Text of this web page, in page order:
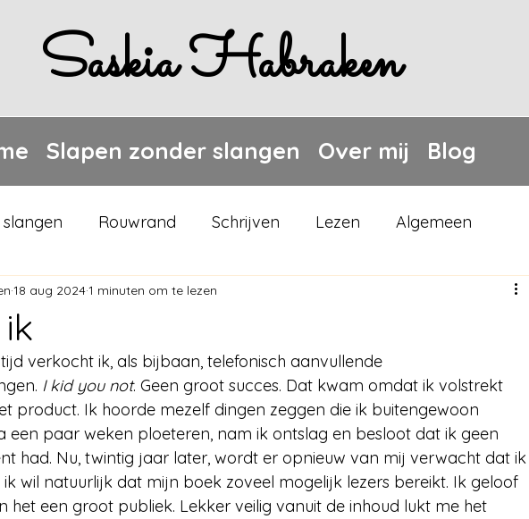
Saskia Habraken
Slapen zonder slangen Over mij Blog
Rouwrand Schrijven Lezen Algemeen
18 aug 20241 minuten om te lezen
verkocht ik, als bijbaan, telefonisch aanvullende
I kid you not. Geen groot succes. Dat kwam omdat ik volstrekt
product. Ik hoorde mezelf dingen zeggen die ik buitengewoon
een paar weken ploeteren, nam ik ontslag en besloot dat ik geen
had. Nu, twintig jaar later, wordt er opnieuw van mij verwacht dat ik
ik wil natuurlijk dat mijn boek zoveel mogelijk lezers bereikt. Ik geloof
het een groot publiek. Lekker veilig vanuit de inhoud lukt me het